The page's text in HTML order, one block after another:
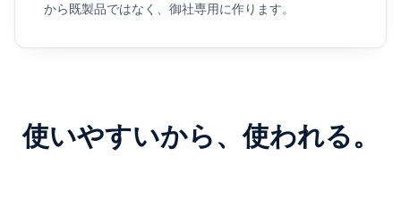
から既製品ではなく、御社専用に作ります。
使いやすいから、使われる。